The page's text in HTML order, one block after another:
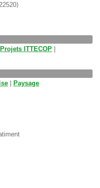
Projets ITTECOP
Paysage